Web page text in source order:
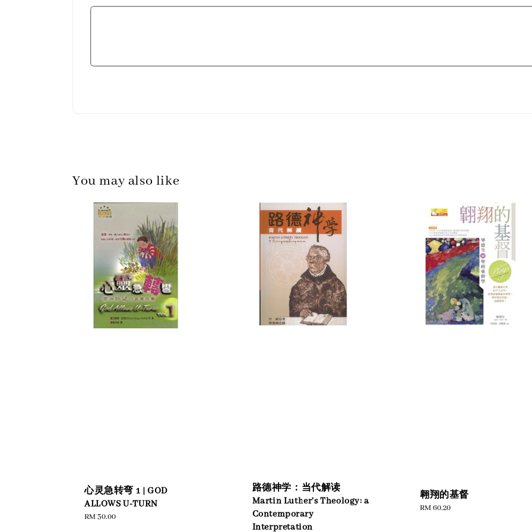
You may also like
心灵急转弯 1 | GOD
ALLOWS U-TURN
Regular
RM 30.00
路德神学：当代解读
Martin Luther's Theology: a
Contemporary
Interpretation
翱翔的基督
Regular
RM 60.20